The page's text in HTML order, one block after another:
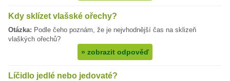
Kdy sklízet vlašské ořechy?
Otázka: Podle čeho poznám, že je nejvhodnější čas na sklizeň
vlaškých ořechů?
» zobrazit odpověď
Líčidlo jedlé nebo jedovaté?